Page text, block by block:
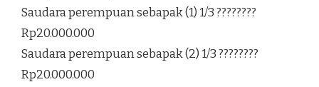
Saudara perempuan sebapak (1) 1/3 ????????
Rp20.000.000
Saudara perempuan sebapak (2) 1/3 ????????
Rp20.000.000